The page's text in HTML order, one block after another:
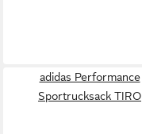
adidas Performance
Sportrucksack TIRO